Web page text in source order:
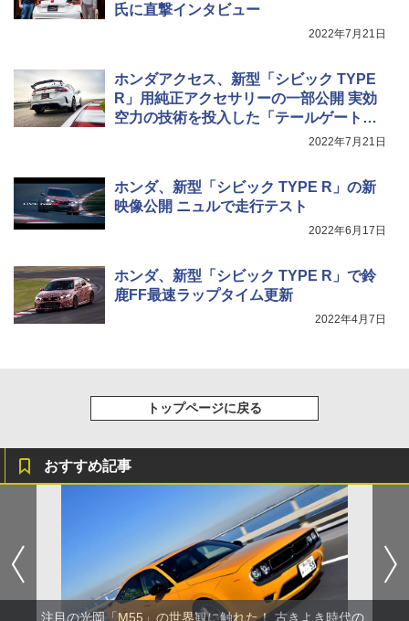
氏に直撃インタビュー
2022年7月21日
ホンダアクセス、新型「シビック TYPE
R」用純正アクセサリーの一部公開 実効
空力の技術を投入した「テールゲートス
2022年7月21日
ホンダ、新型「シビック TYPE R」の新
映像公開 ニュルで走行テスト
2022年6月17日
ホンダ、新型「シビック TYPE R」で鈴
鹿FF最速ラップタイム更新
2022年4月7日
トップページに戻る
おすすめ記事
注目の光岡「M55」の世界観に触れた！ 古きよき時代の